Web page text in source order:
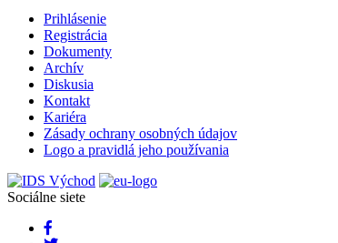
Prihlásenie
Registrácia
Dokumenty
Archív
Diskusia
Kontakt
Kariéra
Zásady ochrany osobných údajov
Logo a pravidlá jeho používania
Sociálne siete